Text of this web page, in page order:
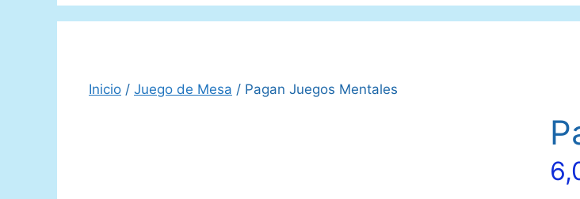
Inicio / Juego de Mesa / Pagan Juegos Mentales